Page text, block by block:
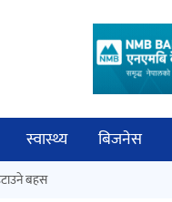
स्वास्थ्य बिजनेस
बहस